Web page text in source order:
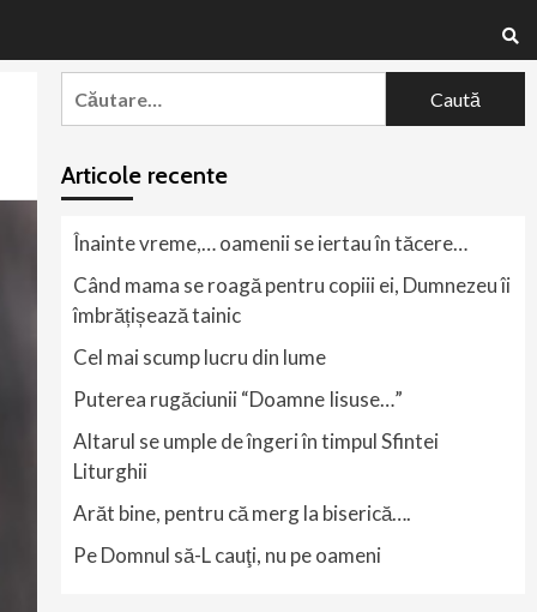
după:
Articole recente
Înainte vreme,… oamenii se iertau în tăcere…
Când mama se roagă pentru copiii ei, Dumnezeu îi
îmbrățișează tainic
Cel mai scump lucru din lume
Puterea rugăciunii “Doamne Iisuse…”
Altarul se umple de îngeri în timpul Sfintei
Liturghii
Arăt bine, pentru că merg la biserică….
Pe Domnul să-L cauţi, nu pe oameni